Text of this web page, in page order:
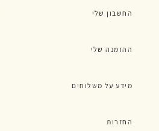
החשבון שלי
ההזמנה שלי
מידע על משלוחים
החזרות